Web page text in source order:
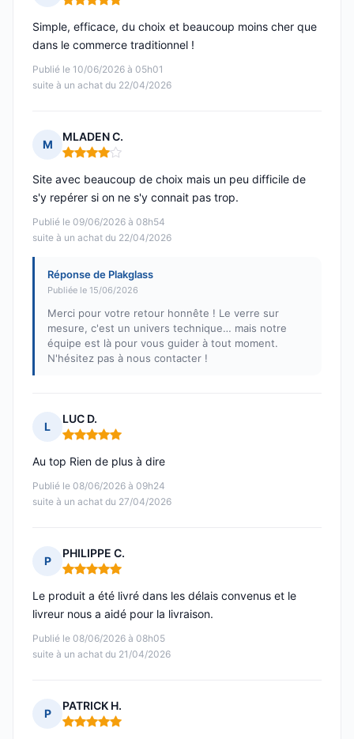
Note : 5 sur 5
Publié le 10/06/2026 à 05h01
suite à un achat du 22/04/2026
Simple, efficace, du choix et beaucoup moins cher que
dans le commerce traditionnel !
M
MLADEN C.
Note : 4 sur 5
Publié le 09/06/2026 à 08h54
suite à un achat du 22/04/2026
Site avec beaucoup de choix mais un peu difficile de
s'y repérer si on ne s'y connait pas trop.
Réponse de Plakglass
Publiée le 15/06/2026
Merci pour votre retour honnête ! Le verre sur
mesure, c'est un univers technique… mais notre
équipe est là pour vous guider à tout moment.
N'hésitez pas à nous contacter !
L
LUC D.
Note : 5 sur 5
Publié le 08/06/2026 à 09h24
suite à un achat du 27/04/2026
Au top Rien de plus à dire
P
PHILIPPE C.
Note : 5 sur 5
Publié le 08/06/2026 à 08h05
suite à un achat du 21/04/2026
Le produit a été livré dans les délais convenus et le
livreur nous a aidé pour la livraison.
P
PATRICK H.
Note : 5 sur 5